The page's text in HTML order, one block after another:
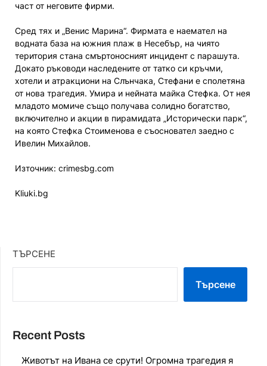
част от неговите фирми.
Сред тях и „Венис Марина“. Фирмата е наемател на
водната база на южния плаж в Несебър, на чиято
територия стана смъртоносният инцидент с парашута.
Докато ръководи наследените от татко си кръчми,
хотели и атракциони на Слънчака, Стефани е сполетяна
от нова трагедия. Умира и нейната майка Стефка. От нея
младото момиче също получава солидно богатство,
включително и акции в пирамидата „Исторически парк“,
на която Стефка Стоименова е съосновател заедно с
Ивелин Михайлов.
Източник: crimesbg.com
Kliuki.bg
ТЪРСЕНЕ
Търсене
Recent Posts
Животът на Ивана се срути! Огромна трагедия я